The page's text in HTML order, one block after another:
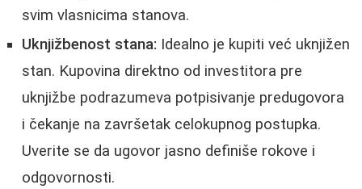
svim vlasnicima stanova.
Uknjižbenost stana: Idealno je kupiti već uknjižen
stan. Kupovina direktno od investitora pre
uknjižbe podrazumeva potpisivanje predugovora
i čekanje na završetak celokupnog postupka.
Uverite se da ugovor jasno definiše rokove i
odgovornosti.